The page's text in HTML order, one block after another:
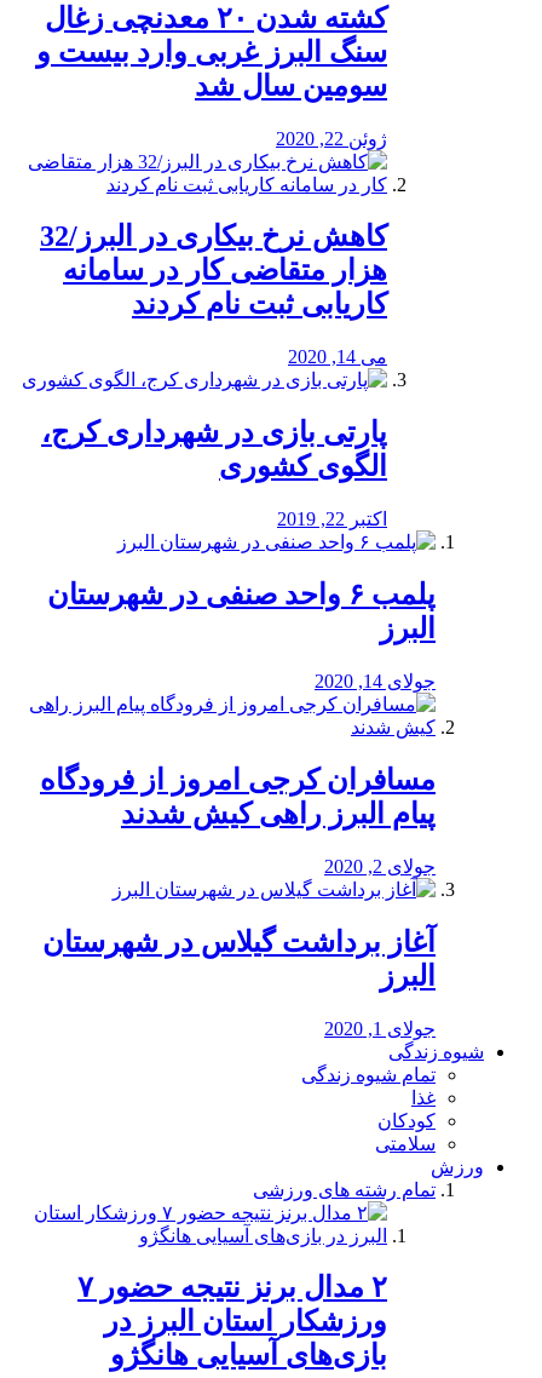
کشته شدن ۲۰ معدنچی زغال
سنگ البرز غربی وارد بیست و
سومین سال شد
ژوئن 22, 2020
کاهش نرخ بیکاری در البرز/32
هزار متقاضی کار در سامانه
کاریابی ثبت نام کردند
می 14, 2020
پارتی بازی در شهرداری کرج،
الگوی کشوری
اکتبر 22, 2019
پلمب ۶ واحد صنفی در شهرستان
البرز
جولای 14, 2020
مسافران کرجی امروز از فرودگاه
پیام البرز راهی کیش شدند
جولای 2, 2020
آغاز برداشت گیلاس در شهرستان
البرز
جولای 1, 2020
شیوه زندگی
تمام شیوه زندگی
غذا
کودکان
سلامتی
ورزش
تمام رشته های ورزشی
۲ مدال برنز نتیجه حضور ۷
ورزشکار استان البرز در
بازی‌های آسیایی هانگژو